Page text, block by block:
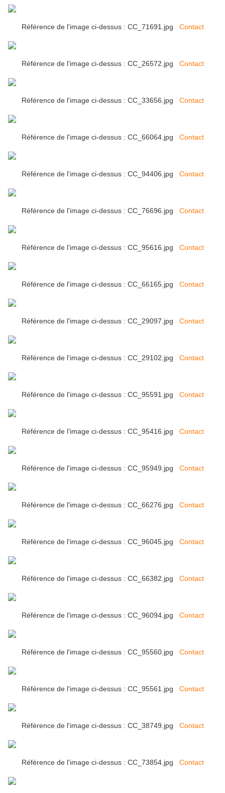
Référence de l'image ci-dessus : CC_71691.jpg Contact
Référence de l'image ci-dessus : CC_26572.jpg Contact
Référence de l'image ci-dessus : CC_33656.jpg Contact
Référence de l'image ci-dessus : CC_66064.jpg Contact
Référence de l'image ci-dessus : CC_94406.jpg Contact
Référence de l'image ci-dessus : CC_76696.jpg Contact
Référence de l'image ci-dessus : CC_95616.jpg Contact
Référence de l'image ci-dessus : CC_66165.jpg Contact
Référence de l'image ci-dessus : CC_29097.jpg Contact
Référence de l'image ci-dessus : CC_29102.jpg Contact
Référence de l'image ci-dessus : CC_95591.jpg Contact
Référence de l'image ci-dessus : CC_95416.jpg Contact
Référence de l'image ci-dessus : CC_95949.jpg Contact
Référence de l'image ci-dessus : CC_66276.jpg Contact
Référence de l'image ci-dessus : CC_96045.jpg Contact
Référence de l'image ci-dessus : CC_66382.jpg Contact
Référence de l'image ci-dessus : CC_96094.jpg Contact
Référence de l'image ci-dessus : CC_95560.jpg Contact
Référence de l'image ci-dessus : CC_95561.jpg Contact
Référence de l'image ci-dessus : CC_38749.jpg Contact
Référence de l'image ci-dessus : CC_73854.jpg Contact